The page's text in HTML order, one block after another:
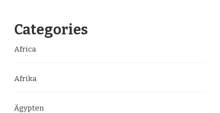
Categories
Africa
Afrika
Ägypten